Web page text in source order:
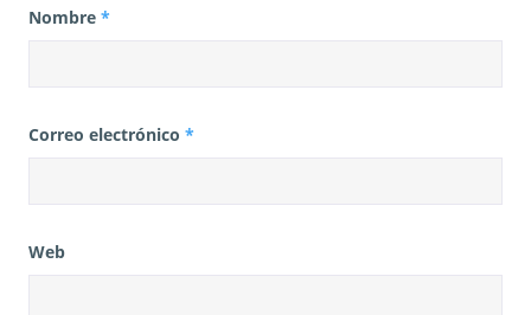
Nombre *
Correo electrónico *
Web